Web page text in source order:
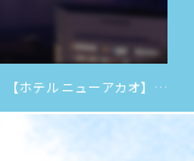
【ホテル ニューアカオ】〜提携先紹介〜